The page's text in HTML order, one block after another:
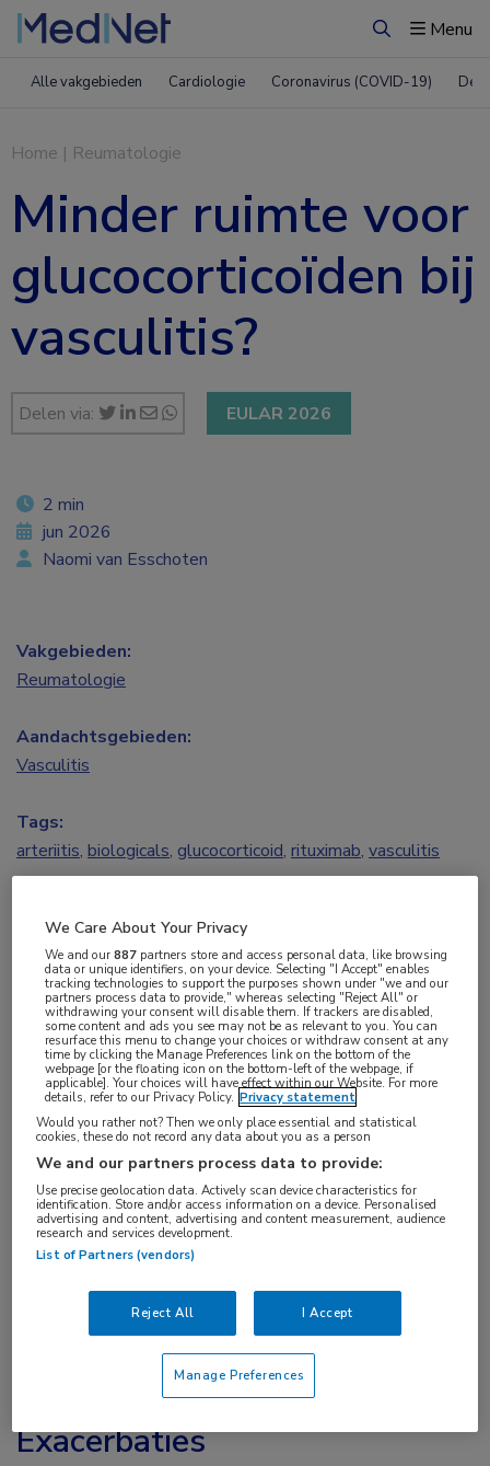
ZoekenMenu
Alle vakgebieden Cardiologie Coronavirus (COVID-19)
Home | Reumatologie
Minder ruimte voor
glucocorticoïden bij
vasculitis?
Delen via: EULAR 2026
glucocorticoïden bij ANCA-geassocieerde
vasculitis (AAV) komt veel voor, maar hangt
samen met meer schadeaccumulatie en
ziekenhuisopnames. Dat blijkt uit nieuwe real-
world data.1 Ook studieresultaten bij
reuscelarteriitis (RCA) laten zien hoe lastig
glucocorticoïdsparing in de praktijk blijft.2
Glucocorticoïden zijn de hoeksteen van de initiële
behandeling van vasculitis. De EULAR-richtlijnen
geven hiervoor aanbevelingen.
biologics zoals rituximab als onderhoudsbehandeling
heeft het risico op exacerbaties bij AAV verlaagd.
Onduidelijk is of laaggedoseerde glucocorticoïden
nog iets toevoegen aan die behandeling zonder het
risico op bijwerkingen te verhogen.
Exacerbaties
2 min
jun 2026
Naomi van Esschoten
Vakgebieden:
Reumatologie
Aandachtsgebieden:
Vasculitis
Tags:
arteriitis, biologicals, glucocorticoid, rituximab, vasculitis
We Care About Your Privacy
We and our887 partners store and access personal data, like browsing
data or unique identifiers, on your device. Selecting "I Accept" enables
tracking technologies to support the purposes shown under "we and our
partners process data to provide," whereas selecting "Reject All" or
withdrawing your consent will disable them. If trackers are disabled,
some content and ads you see may not be as relevant to you. You can
resurface this menu to change your choices or withdraw consent at any
time by clicking the Manage Preferences link on the bottom of the
webpage [or the floating icon on the bottom-left of the webpage, if
applicable]. Your choices will have effect within our Website. For more
details, refer to our Privacy Policy. Privacy statement
Would you rather not? Then we only place essential and statistical
cookies, these do not record any data about you as a person
We and our partners process data to provide:
Use precise geolocation data. Actively scan device characteristics for
identification. Store and/or access information on a device. Personalised
advertising and content, advertising and content measurement, audience
research and services development.
List of Partners (vendors)
Reject All I Accept
Manage Preferences